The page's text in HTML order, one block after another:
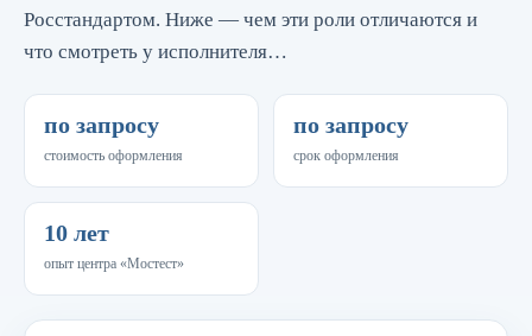
Росстандартом. Ниже — чем эти роли отличаются и
что смотреть у исполнителя…
по запросу
стоимость оформления
по запросу
срок оформления
10 лет
опыт центра «Мостест»